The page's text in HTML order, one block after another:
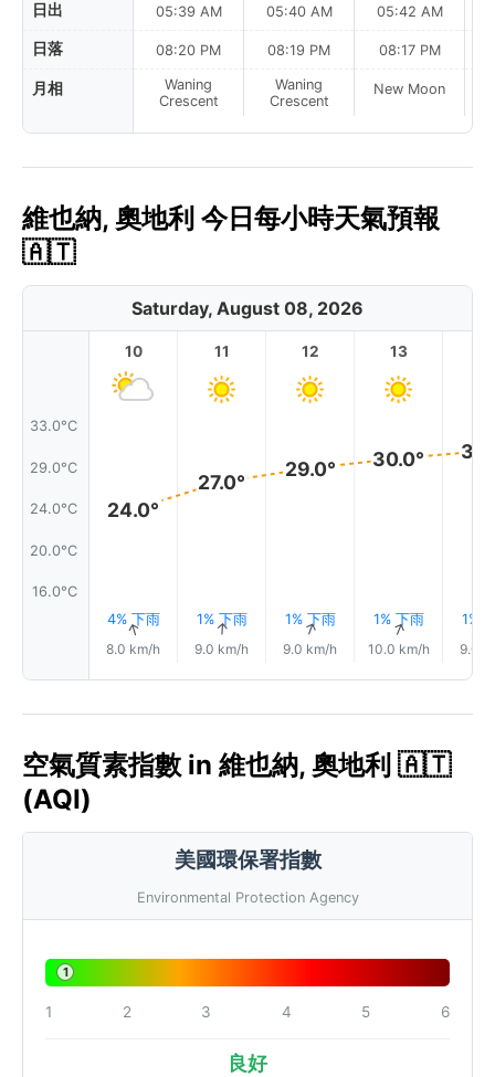
日出
日落
月相
05:39 AM
08:20 PM
Waning
Crescent
05:40 AM
08:19 PM
Waning
Crescent
05:42 AM
08:17 PM
New Moon
維也納, 奧地利 今日每小時天氣預報
🇦🇹
Saturday, August 08, 2026
33.0°C
29.0°C
24.0°C
20.0°C
16.0°C
10
24.0°
4% 下雨
↑
8.0 km/h
11
27.0°
1% 下雨
↑
9.0 km/h
12
29.0°
1% 下雨
↑
9.0 km/h
13
30.0°
1% 下雨
↑
10.0 km/h
1%
9.0
空氣質素指數 in 維也納, 奧地利 🇦🇹
(AQI)
美國環保署指數
Environmental Protection Agency
1
1 2 3 4 5 6
良好